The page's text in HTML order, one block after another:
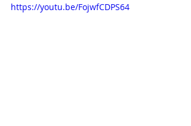
https://youtu.be/FojwfCDPS64